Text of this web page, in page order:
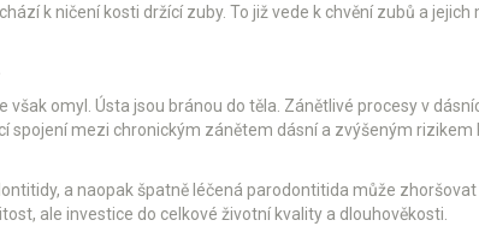
k ničení kosti držící zuby. To již vede k chvění zubů a
omyl. Ústa jsou bránou do těla. Zánětlivé procesy v
mezi chronickým zánětem dásní a zvýšeným rizikem
a naopak špatně léčená parodontitida může
ale investice do celkové životní kvality a dlouhověkosti.